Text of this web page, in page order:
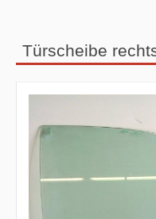
Türscheibe